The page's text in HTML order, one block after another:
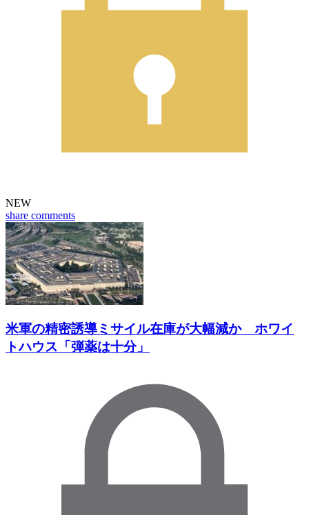
NEW
share comments
米軍の精密誘導ミサイル在庫が大幅減か ホワイ
トハウス「弾薬は十分」